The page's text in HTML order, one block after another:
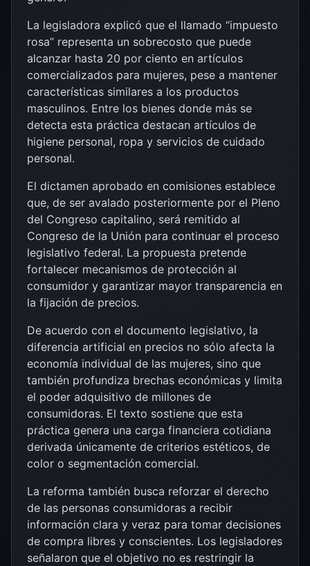
La legisladora explicó que el llamado “impuesto
rosa” representa un sobrecosto que puede
alcanzar hasta 20 por ciento en artículos
comercializados para mujeres, pese a mantener
características similares a los productos
masculinos. Entre los bienes donde más se
detecta esta práctica destacan artículos de
higiene personal, ropa y servicios de cuidado
personal.
El dictamen aprobado en comisiones establece
que, de ser avalado posteriormente por el Pleno
del Congreso capitalino, será remitido al
Congreso de la Unión para continuar el proceso
legislativo federal. La propuesta pretende
fortalecer mecanismos de protección al
consumidor y garantizar mayor transparencia en
la fijación de precios.
De acuerdo con el documento legislativo, la
diferencia artificial en precios no sólo afecta la
economía individual de las mujeres, sino que
también profundiza brechas económicas y limita
el poder adquisitivo de millones de
consumidoras. El texto sostiene que esta
práctica genera una carga financiera cotidiana
derivada únicamente de criterios estéticos, de
color o segmentación comercial.
La reforma también busca reforzar el derecho
de las personas consumidoras a recibir
información clara y veraz para tomar decisiones
de compra libres y conscientes. Los legisladores
señalaron que el objetivo no es restringir la